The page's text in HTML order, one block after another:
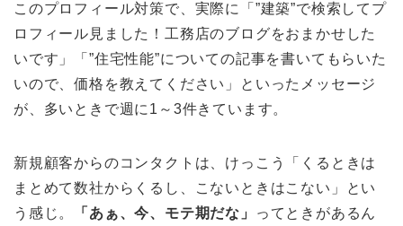
このプロフィール対策で、実際に「”建築”で検索してプ
ロフィール見ました！工務店のブログをおまかせした
いです」「”住宅性能”についての記事を書いてもらいた
いので、価格を教えてください」といったメッセージ
が、多いときで週に1～3件きています。
新規顧客からのコンタクトは、けっこう「くるときは
まとめて数社からくるし、こないときはこない」とい
う感じ。
「あぁ、今、モテ期だな」
ってときがあるん